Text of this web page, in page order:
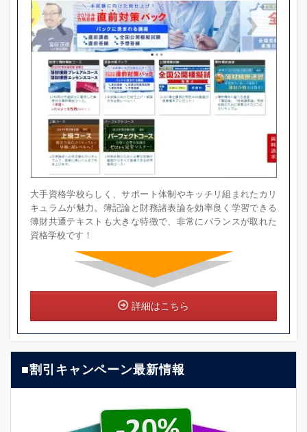
大手資格学校らしく、サポート体制やキッチリ組まれたカリ
キュラムが魅力。簿記論と財務諸表論を効率良く学習できる
簿財共通テキストも大きな特徴で、非常にバランスが取れた
資格学校です！
詳細はこちら
■割引キャンペーン最新情報